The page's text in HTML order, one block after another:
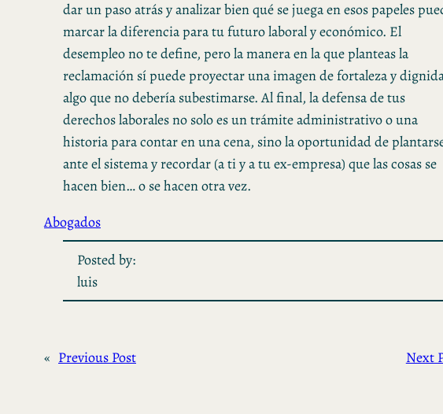
dar un paso atrás y analizar bien qué se juega en esos papeles
marcar la diferencia para tu futuro laboral y económico. El
desempleo no te define, pero la manera en la que planteas la
reclamación sí puede proyectar una imagen de fortaleza y
algo que no debería subestimarse. Al final, la defensa de tus
derechos laborales no solo es un trámite administrativo o una
historia para contar en una cena, sino la oportunidad de
ante el sistema y recordar (a ti y a tu ex-empresa) que las cosas se
hacen bien… o se hacen otra vez.
Abogados
Posted by:
luis
« Previous Post Next